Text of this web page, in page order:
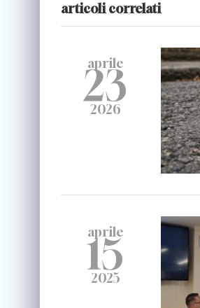
articoli correlati
aprile
23
2026
aprile
15
2025